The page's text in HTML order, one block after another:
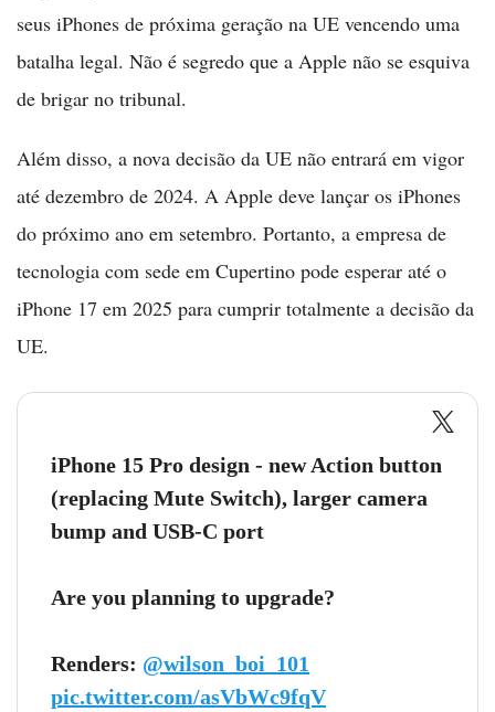
seus iPhones de próxima geração na UE vencendo uma
batalha legal. Não é segredo que a Apple não se esquiva
de brigar no tribunal.
Além disso, a nova decisão da UE não entrará em vigor
até dezembro de 2024. A Apple deve lançar os iPhones
do próximo ano em setembro. Portanto, a empresa de
tecnologia com sede em Cupertino pode esperar até o
iPhone 17 em 2025 para cumprir totalmente a decisão da
UE.
iPhone 15 Pro design - new Action button
(replacing Mute Switch), larger camera
bump and USB-C port
Are you planning to upgrade?
Renders: @wilson_boi_101
pic.twitter.com/asVbWc9fqV